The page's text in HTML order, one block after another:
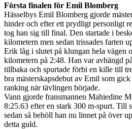
Första finalen för Emil Blomberg
Hässelbys Emil Blomberg gjorde
hinder och efter ett prydligt personligt
tog han sig till final. Den startade i
kilometern men sedan trissades farten
Erik låg i slutet på klungan hela vägen
kilometern på 2:48. Han var avhängd
tillbaka och spurtade förbi en kille till
bra mästerskapsdebut av Emil som
ranking när tävlingen började.
Vann gjorde fransmannen Mahiedine
8:25.63 efter en stark 300 m-spurt. Till
sedan så behöll han nu linnet på över
detta guld.